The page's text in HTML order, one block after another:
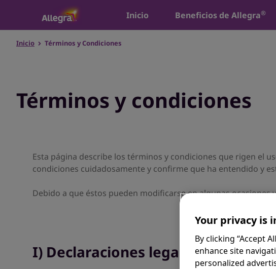
Inicio Beneficios de Allegra®
Inicio Términos y Condiciones
Términos y condiciones
Esta página describe los términos y condiciones que rigen el
condiciones cuidadosamente y confirme que ha entendido y
Debido a que éstos pueden modificarse en algunas
I) Declaraciones legales
Your privacy is
By clicking “Accept
enhance site
personalized